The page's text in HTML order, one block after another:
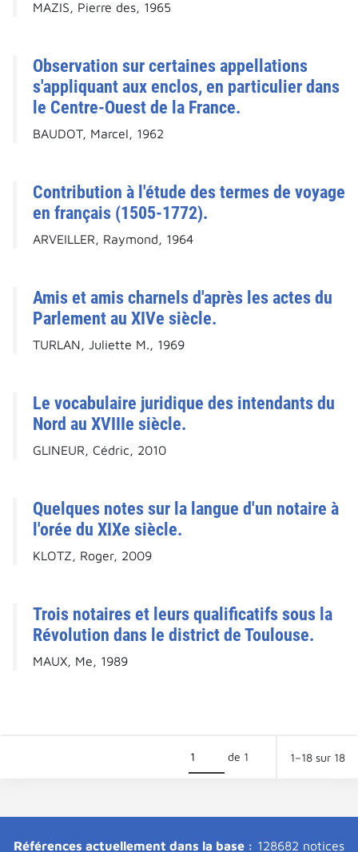
MAZIS, Pierre des, 1965
Observation sur certaines appellations
s'appliquant aux enclos, en particulier dans
le Centre-Ouest de la France.
BAUDOT, Marcel, 1962
Contribution à l'étude des termes de voyage
en français (1505-1772).
ARVEILLER, Raymond, 1964
Amis et amis charnels d'après les actes du
Parlement au XIVe siècle.
TURLAN, Juliette M., 1969
Le vocabulaire juridique des intendants du
Nord au XVIIIe siècle.
GLINEUR, Cédric, 2010
Quelques notes sur la langue d'un notaire à
l'orée du XIXe siècle.
KLOTZ, Roger, 2009
Trois notaires et leurs qualificatifs sous la
Révolution dans le district de Toulouse.
MAUX, Me, 1989
de 1 1–18 sur 18
Références actuellement dans la base : 128682 notices